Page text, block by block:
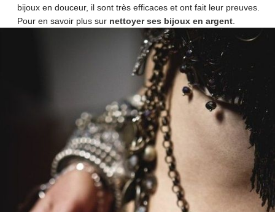
bijoux en douceur, il sont très efficaces et ont fait leur preuves.
Pour en savoir plus sur nettoyer ses bijoux en argent